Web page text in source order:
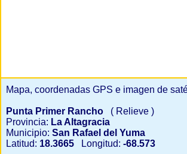
Mapa, coordenadas GPS e imagen de
Punta Primer Rancho
( Relieve )
Provincia: La Altagracia
Municipio: San Rafael del Yuma
Latitud: 18.3665 Longitud: -68.573